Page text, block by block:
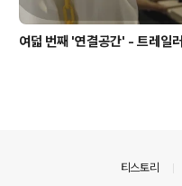
여덟 번째 '연결공간' - 트레일러
티스토리